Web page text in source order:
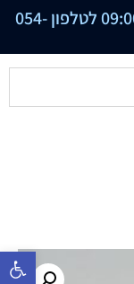
פתח סרגל
054-